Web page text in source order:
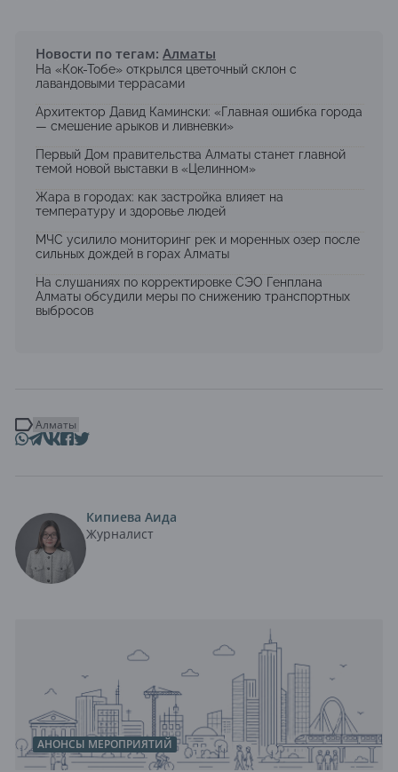
Новости по тегам: Алматы
На «Кок-Тобе» открылся цветочный склон с
лавандовыми террасами
Архитектор Давид Камински: «Главная ошибка города
— смешение арыков и ливневки»
Первый Дом правительства Алматы станет главной
темой новой выставки в «Целинном»
Жара в городах: как застройка влияет на
температуру и здоровье людей
МЧС усилило мониторинг рек и моренных озер после
сильных дождей в горах Алматы
На слушаниях по корректировке СЭО Генплана
Алматы обсудили меры по снижению транспортных
выбросов
Алматы
Кипиева Аида
Журналист
АНОНСЫ МЕРОПРИЯТИЙ